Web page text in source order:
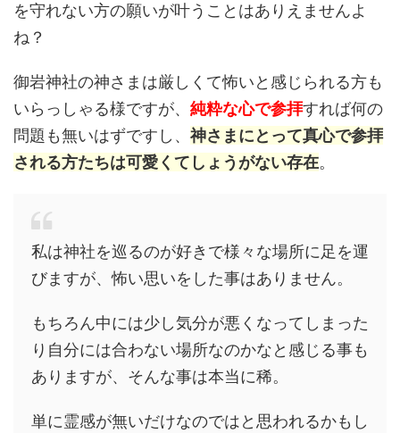
を守れない方の願いが叶うことはありえませんよ
ね？
御岩神社の神さまは厳しくて怖いと感じられる方も
いらっしゃる様ですが、 純粋な心で参拝すれば何の
問題も無いはずですし、 神さまにとって真心で参拝
される方たちは可愛くてしょうがない存在。
私は神社を巡るのが好きで様々な場所に足を運
びますが、怖い思いをした事はありません。
もちろん中には少し気分が悪くなってしまった
り自分には合わない場所なのかなと感じる事も
ありますが、そんな事は本当に稀。
単に霊感が無いだけなのではと思われるかもし